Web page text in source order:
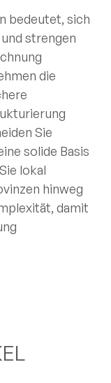
bedeutet, sich
strengen
die
Sie
solide Basis
lokal
hinweg
damit